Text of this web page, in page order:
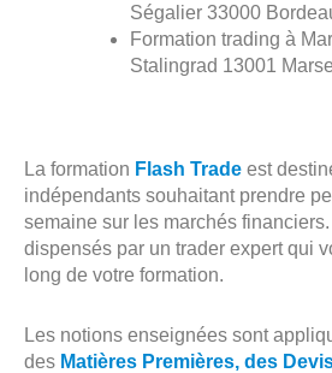
Ségalier 33000
Formation trading à
Stalingrad 13001
La formation Flash Trade est
indépendants souhaitant prendre
semaine sur les marchés
dispensés par un trader expert qui
long de votre formation.
Les notions enseignées sont
des Matières Premières, des